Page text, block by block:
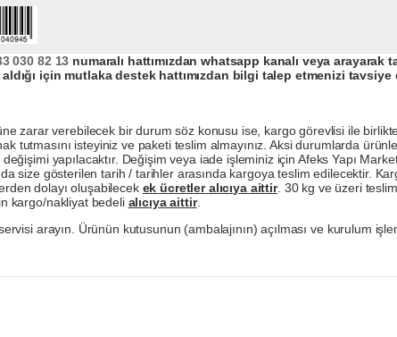
030 82 13 numaralı hattımızdan whatsapp kanalı veya
için mutlaka destek hattımızdan bilgi talep etmenizi tavsiye
zarar verebilecek bir durum söz konusu ise, kargo görevlisi ile
isteyiniz ve paketi teslim almayınız. Aksi durumlarda
yapılacaktır. Değişim veya iade işleminiz için Afeks Yapı
size gösterilen tarih / tarihler arasında kargoya teslim edilecektir.
dolayı oluşabilecek ek ücretler alıcıya aittir. 30 kg ve üzeri
kargo/nakliyat bedeli alıcıya aittir.
arayın. Ürünün kutusunun (ambalajının) açılması ve kurulum